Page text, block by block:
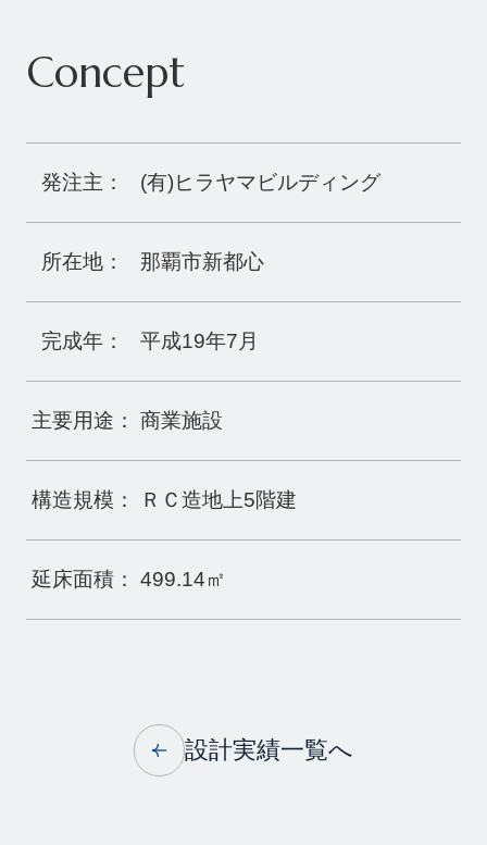
Concept
発注主： (有)ヒラヤマビルディング
所在地： 那覇市新都心
完成年： 平成19年7月
主要用途： 商業施設
構造規模： ＲＣ造地上5階建
延床面積： 499.14㎡
設計実績一覧へ